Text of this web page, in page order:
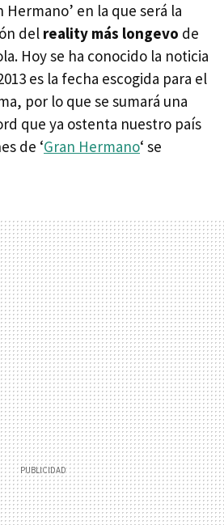
Hermano’ en la que será la
del reality más longevo de
Hoy se ha conocido la noticia
es la fecha escogida para el
por lo que se sumará una
que ya ostenta nuestro país
de ‘Gran Hermano‘ se